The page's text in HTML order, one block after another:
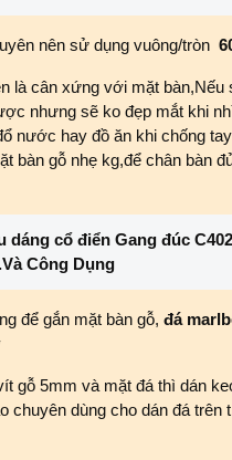
nên sử dụng vuông/tròn
là cân xứng với mặt bàn,Nếu
nhưng sẽ ko đẹp mắt khi
nước hay đồ ăn khi chống
bàn gỗ nhẹ kg,để chân bàn
dáng cổ điển Gang đúc
Công Dụng
để gắn mặt bàn gỗ, đá
gỗ 5mm và mặt đá thì dán
chuyên dùng cho dán đá trên